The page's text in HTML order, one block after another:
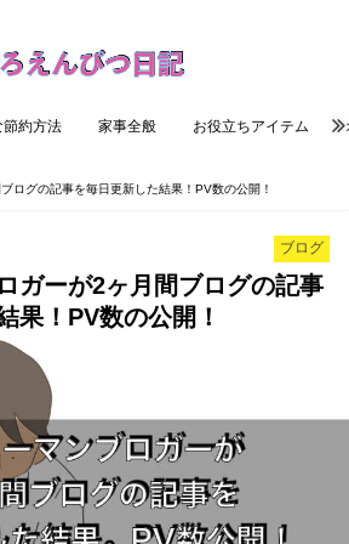
節約方法 家事全般 お役立ちアイテム
ログの記事を毎日更新した結果！PV数の公開！
ブログ
ガーが2ヶ月間ブログの記事
果！PV数の公開！